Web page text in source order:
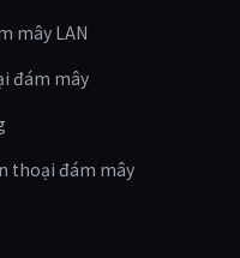
mây LAN
đám mây
thoại đám mây